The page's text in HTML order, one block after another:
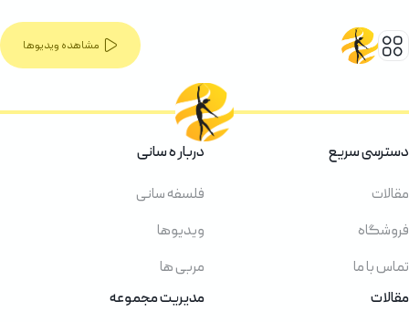
مشاهده ویدیوها
دسترسی سریع
مقالات
فروشگاه
تماس با ما
دربار ه سانی
فلسفه سانی
ویدیوها
مربی ها
مقالات
مدیریت مجموعه